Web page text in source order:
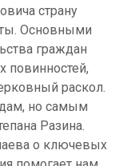
страну
Основными
граждан
повинностей,
раскол.
но самым
Разина.
о ключевых